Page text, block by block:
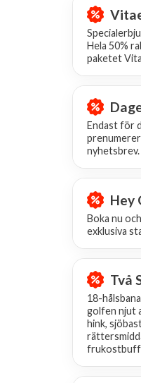
Hela 50%
paketet
Endast för
nyhetsbrev.
Hey
Boka nu
exklusiva
Två
18-
golfen njut
hink,